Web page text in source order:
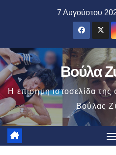
7 Αυγούστου
Βούλα
Η επίσημη ιστοσελίδα
Βούλας